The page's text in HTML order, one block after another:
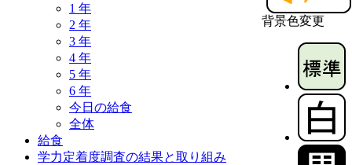
背景色変更
1 年
2 年
3 年
4 年
5 年
6 年
今日の給食
全体
給食
学力定着度調査の結果と取り組み